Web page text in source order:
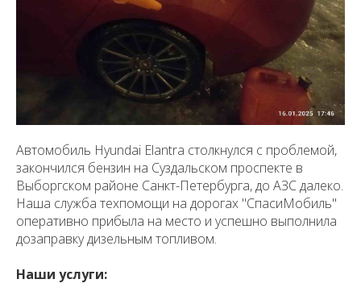
Автомобиль Hyundai Elantra столкнулся с проблемой,
закончился бензин на Суздальском проспекте в
Выборгском районе Санкт-Петербурга, до АЗС далеко.
Наша служба техпомощи на дорогах "СпасиМобиль"
оперативно прибыла на место и успешно выполнила
дозаправку дизельным топливом.
Наши услуги: